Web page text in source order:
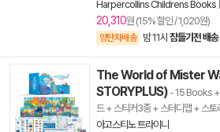
Harpercollins Childrens Books
20,310원 (15% 할인 / 1,020원)
양탄자배송 밤 11시 잠들기전 배송
The World of Mister
STORYPLUS) - 15 Books +
드 + 스티커3종 + 스터디맵 + 스토
아고스티노 트라이니